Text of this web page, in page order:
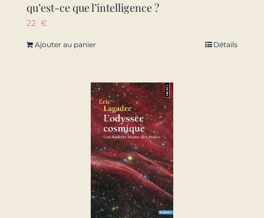
qu’est-ce que l’intelligence ?
22 €
Ajouter au panier Détails